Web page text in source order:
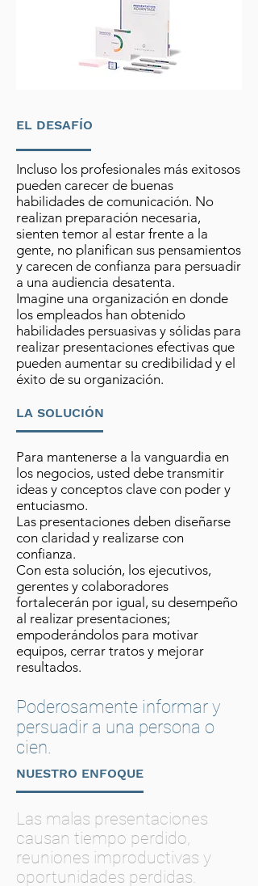
EL DESAFÍO
Incluso los profesionales más exitosos
pueden carecer de buenas
habilidades de comunicación. No
realizan preparación necesaria,
sienten temor al estar frente a la
gente, no planifican sus pensamientos
y carecen de confianza para persuadir
a una audiencia desatenta.
Imagine una organización en donde
los empleados han obtenido
habilidades persuasivas y sólidas para
realizar presentaciones efectivas que
pueden aumentar su credibilidad y el
éxito de su organización.
LA SOLUCIÓN
Para mantenerse a la vanguardia en
los negocios, usted debe transmitir
ideas y conceptos clave con poder y
entuciasmo.
Las presentaciones deben diseñarse
con claridad y realizarse con
confianza.
Con esta solución, los ejecutivos,
gerentes y colaboradores
fortalecerán por igual, su desempeño
al realizar presentaciones;
empoderándolos para motivar
equipos, cerrar tratos y mejorar
resultados.
Poderosamente informar y
persuadir a una persona o
cien.
NUESTRO ENFOQUE
Las malas presentaciones
causan tiempo perdido,
reuniones improductivas y
oportunidades perdidas.